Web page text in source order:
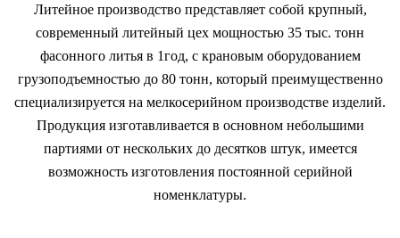
Литейное производство представляет собой крупный,
современный литейный цех мощностью 35 тыс. тонн
фасонного литья в 1год, с крановым оборудованием
грузоподъемностью до 80 тонн, который преимущественно
специализируется на мелкосерийном производстве изделий.
Продукция изготавливается в основном небольшими
партиями от нескольких до десятков штук, имеется
возможность изготовления постоянной серийной
номенклатуры.